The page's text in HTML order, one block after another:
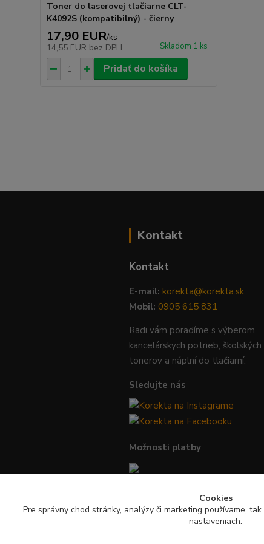
Toner do laserovej tlačiarne CLT-
K4092S (kompatibilný) - čierny
17,90 EUR/ks
14,55 EUR bez DPH Skladom 1 ks
Pridať do košíka
Kontakt
Kontakt
E-mail: korekta@korekta.sk
Mobil: 0905 615 831
Radi vám poradíme s výberom
kancelárskych potrieb,
tonerov a náplní do tlačiarní.
Sledujte nás
Možnosti platby
Bezpečná platba kartou, Google
Apple Pay a bankovým
Cookies
Pre správny chod stránky, analýzy či marketing používame,
nastaveniach.